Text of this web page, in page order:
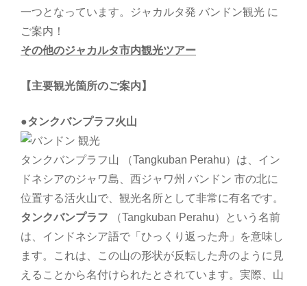
一つとなっています。ジャカルタ発 バンドン観光 に
ご案内！
その他のジャカルタ市内観光ツアー
【主要観光箇所のご案内】
●タンクバンプラフ火山
タンクバンプラフ山 （Tangkuban Perahu）は、イン
ドネシアのジャワ島、西ジャワ州 バンドン 市の北に
位置する活火山で、観光名所として非常に有名です。
タンクバンプラフ
（Tangkuban Perahu）という名前
は、インドネシア語で「ひっくり返った舟」を意味し
ます。これは、この山の形状が反転した舟のように見
えることから名付けられたとされています。実際、山